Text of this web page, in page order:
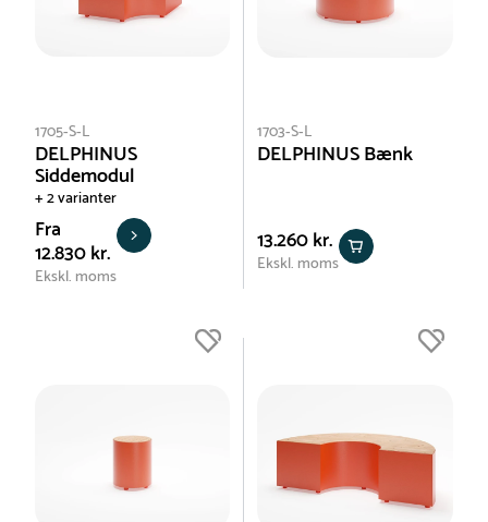
1705-S-L
DELPHINUS
Siddemodul
+ 2 varianter
Fra
12.830 kr.
Ekskl. moms
1703-S-L
DELPHINUS Bænk
13.260 kr.
Ekskl. moms